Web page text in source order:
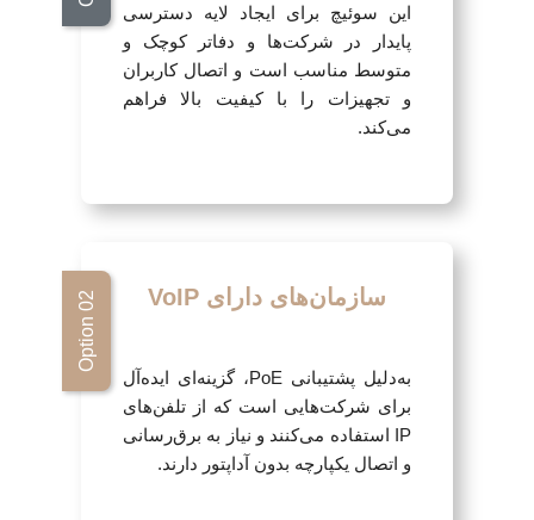
این سوئیچ برای ایجاد لایه دسترسی
پایدار در شرکت‌ها و دفاتر کوچک و
متوسط مناسب است و اتصال کاربران
و تجهیزات را با کیفیت بالا فراهم
می‌کند.
سازمان‌های دارای VoIP
به‌دلیل پشتیبانی PoE، گزینه‌ای ایده‌آل
برای شرکت‌هایی است که از تلفن‌های
IP استفاده می‌کنند و نیاز به برق‌رسانی
و اتصال یکپارچه بدون آداپتور دارند.